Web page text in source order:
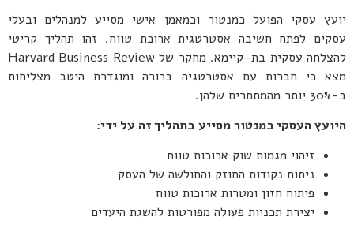
יועץ עסקי הפועל כמנטור וכמאמן אישי מסייע למנהלים ובעלי
עסקים לפתח חשיבה אסטרטגית ארוכת טווח. זהו תהליך קריטי
להצלחה עסקית בת-קיימא. מחקר של Harvard Business Review
מצא כי חברות עם אסטרטגיה ברורה ומוגדרת היטב מצליחות
ב-30% יותר מהמתחרים שלהן.
היועץ העסקי כמנטור מסייע בתהליך זה על ידי:
זיהוי מגמות שוק ארוכות טווח
ניתוח נקודות החוזק והחולשה של העסק
פיתוח חזון ומטרות ארוכות טווח
יצירת תכניות פעולה מפורטות להשגת היעדים